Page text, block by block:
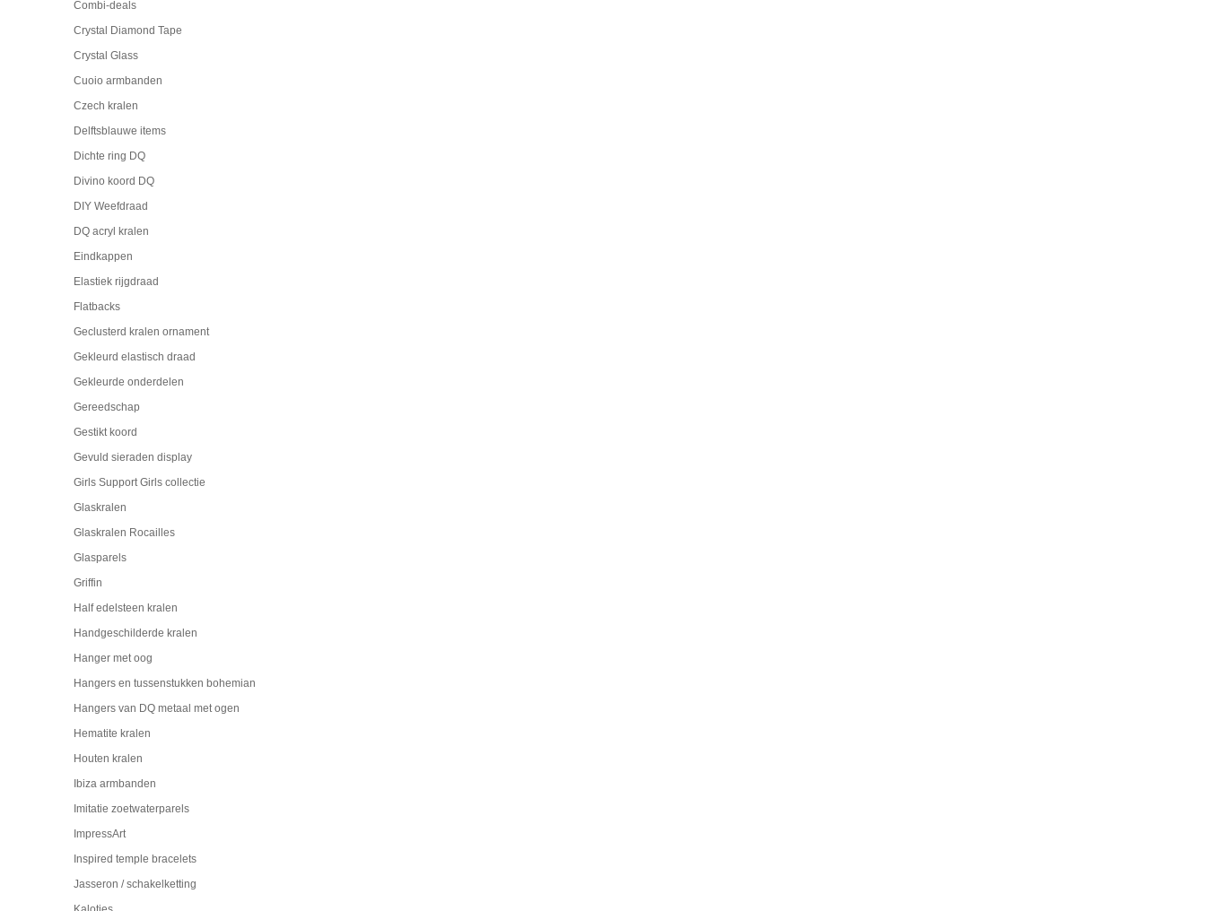
Combi-deals
Crystal Diamond Tape
Crystal Glass
Cuoio armbanden
Czech kralen
Delftsblauwe items
Dichte ring DQ
Divino koord DQ
DIY Weefdraad
DQ acryl kralen
Eindkappen
Elastiek rijgdraad
Flatbacks
Geclusterd kralen ornament
Gekleurd elastisch draad
Gekleurde onderdelen
Gereedschap
Gestikt koord
Gevuld sieraden display
Girls Support Girls collectie
Glaskralen
Glaskralen Rocailles
Glasparels
Griffin
Half edelsteen kralen
Handgeschilderde kralen
Hanger met oog
Hangers en tussenstukken bohemian
Hangers van DQ metaal met ogen
Hematite kralen
Houten kralen
Ibiza armbanden
Imitatie zoetwaterparels
ImpressArt
Inspired temple bracelets
Jasseron / schakelketting